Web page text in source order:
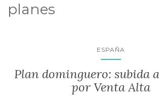
planes
ESPAÑA
Plan dominguero: subida
por Venta Alta